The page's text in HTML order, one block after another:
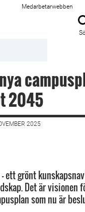
Medarbetarwebben
2045
2025
- ett grönt
Det är visionen
som nu är